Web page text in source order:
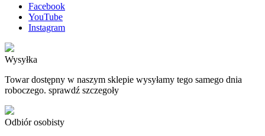
Facebook
YouTube
Instagram
Wysyłka
Towar dostępny w naszym sklepie wysyłamy tego samego dnia
roboczego. sprawdź szczegoły
Odbiór osobisty